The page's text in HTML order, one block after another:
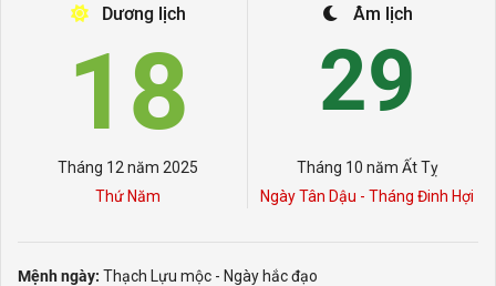
Dương lịch
18
Tháng 12 năm 2025
Thứ Năm
Âm lịch
29
Tháng 10 năm Ất Tỵ
Ngày Tân Dậu - Tháng Đinh Hợi
Mệnh ngày: Thạch Lựu mộc - Ngày hắc đạo